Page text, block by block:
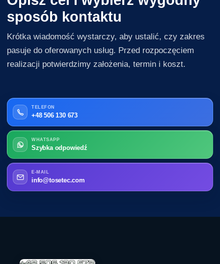
sposób kontaktu
Krótka wiadomość wystarczy, aby ustalić, czy zakres
pasuje do oferowanych usług. Przed rozpoczęciem
realizacji potwierdzimy założenia, termin i koszt.
TELEFON
+48 506 130 673
WHATSAPP
Szybka odpowiedź
E-MAIL
info@tosetec.com